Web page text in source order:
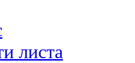
листа